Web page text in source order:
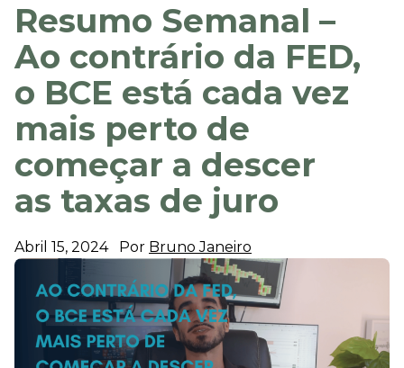
Resumo Semanal –
Ao contrário da FED,
o BCE está cada vez
mais perto de
começar a descer
as taxas de juro
Abril 15, 2024 Por Bruno Janeiro